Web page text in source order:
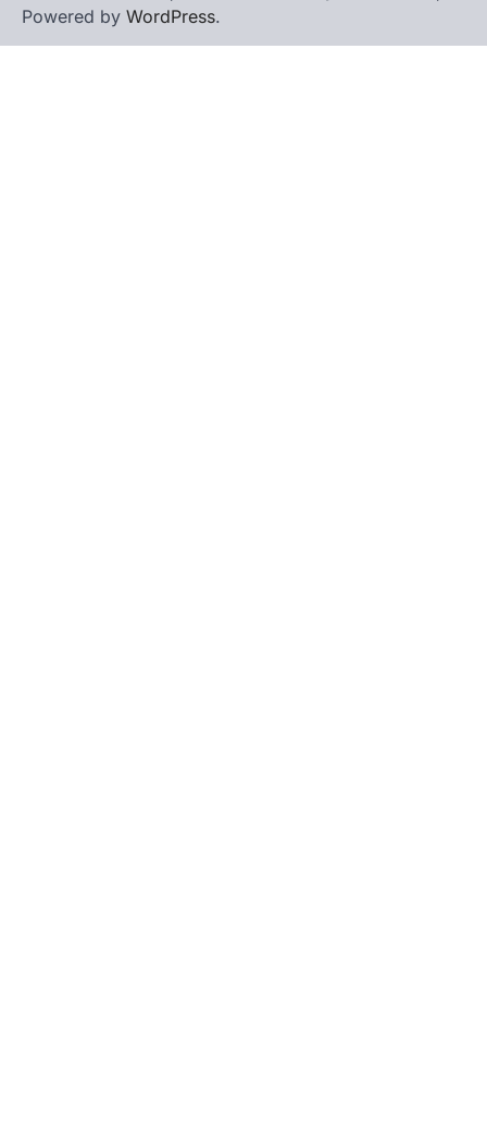
रानीखेत। मानिला देवी मंदिर, कमराड़/विनायक क्षेत्र में
आयोजित श्रीमद्भागवत कथा के चतुर्थ दिवस गुरुवार को…
Powered by WordPress.